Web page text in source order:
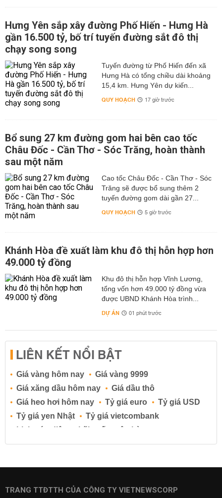
Hưng Yên sắp xây đường Phố Hiến - Hưng Hà
gần 16.500 tỷ, bố trí tuyến đường sắt đô thị
chạy song song
Tuyến đường từ Phố Hiến đến xã
Hưng Hà có tổng chiều dài khoảng
15,4 km. Hưng Yên dự kiến...
QUY HOẠCH 17 giờ trước
Bổ sung 27 km đường gom hai bên cao tốc
Châu Đốc - Cần Thơ - Sóc Trăng, hoàn thành
sau một năm
Cao tốc Châu Đốc - Cần Thơ - Sóc
Trăng sẽ được bổ sung thêm 2
tuyến đường gom dài gần 27...
QUY HOẠCH 5 giờ trước
Khánh Hòa đề xuất làm khu đô thị hỗn hợp hơn
49.000 tỷ đồng
Khu đô thị hỗn hợp Vĩnh Lương,
tổng vốn hơn 49.000 tỷ đồng vừa
được UBND Khánh Hòa trình...
DỰ ÁN 01 phút trước
LIÊN KẾT NỔI BẬT
Giá vàng hôm nay
Giá vàng 9999
Giá xăng dầu hôm nay
Giá dầu thô
Giá heo hơi hôm nay
Tỷ giá euro
Tỷ giá USD
Tỷ giá yen Nhật
Tỷ giá vietcombank
Lịch cúp điện
Lãi suất ngân hàng
Lãi suất tiết kiệm
Lãi suất tiền gửi
Lãi suất ngân hàng BIDV
TRANG TTĐTTH CỦA CÔNG TY VIETNEWSCORP